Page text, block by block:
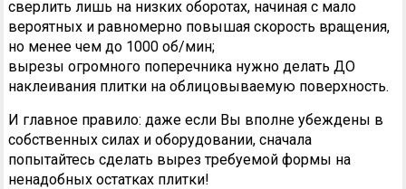
сверлить лишь на низких оборотах, начиная с мало
вероятных и равномерно повышая скорость вращения,
но менее чем до 1000 об/мин;
вырезы огромного поперечника нужно делать ДО
наклеивания плитки на облицовываемую поверхность.
И главное правило: даже если Вы вполне убеждены в
собственных силах и оборудовании, сначала
попытайтесь сделать вырез требуемой формы на
ненадобных остатках плитки!